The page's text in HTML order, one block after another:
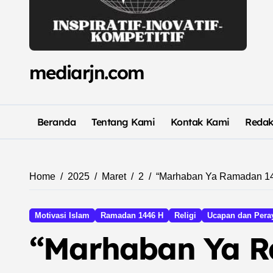
mediarjn.com
Beranda Tentang Kami Kontak Kami
Home 2025 Maret 2 “Marhaban Ya Ramadan
Motivasi Islam Ramadan 1446 H Religi Ucapan dan
“Marhaban Ya